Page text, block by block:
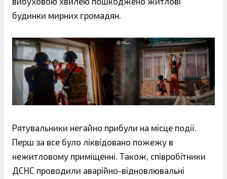
будинки мирних громадян.
Рятувальники негайно прибули на місце події.
Перш за все було ліквідовано пожежу в
нежитловому приміщенні. Також, співробітники
ДСНС проводили аварійно-відновлювальні